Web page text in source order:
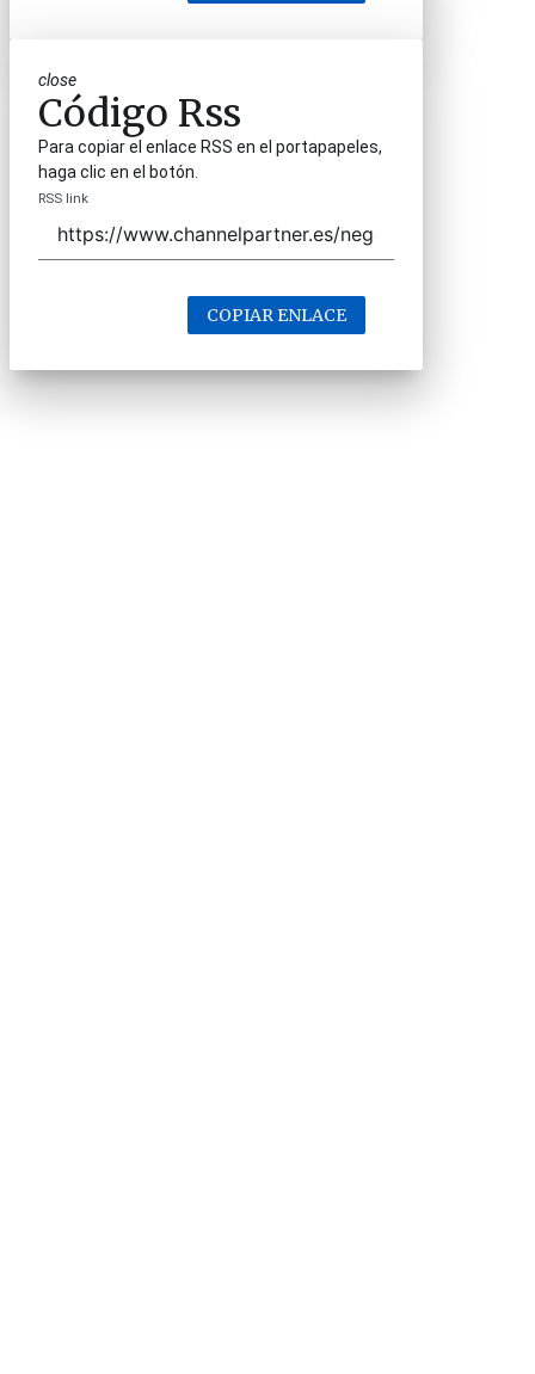
close
Código Rss
Para copiar el enlace RSS en el portapapeles,
haga clic en el botón.
RSS link
COPIAR ENLACE